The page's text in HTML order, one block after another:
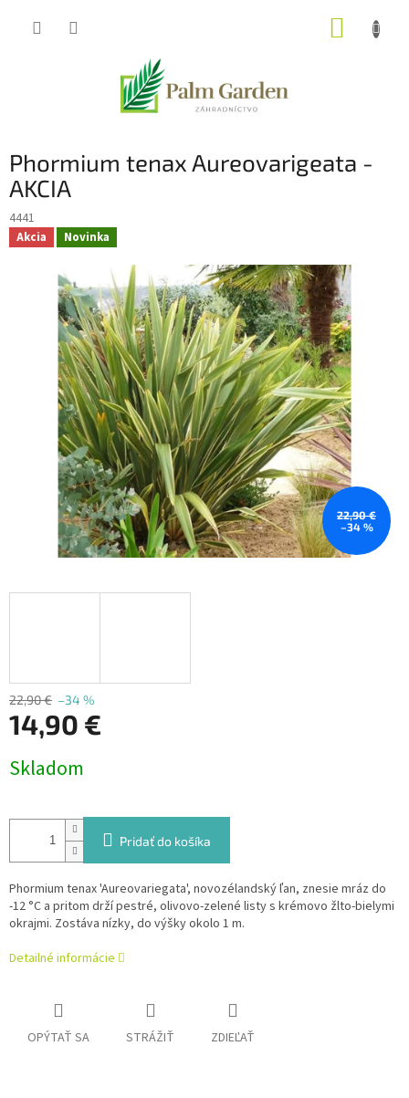
Phormium tenax Aureovarigeata -
AKCIA
4441
Akcia Novinka
22,90 €
–34 %
22,90 € –34 %
14,90 €
cena:
Skladom
Pridať do košíka
Phormium tenax 'Aureovariegata', novozélandský ľan, znesie mráz do
-12 °C a pritom drží pestré, olivovo-zelené listy s krémovo žlto-bielymi
okrajmi. Zostáva nízky, do výšky okolo 1 m.
Detailné informácie
OPÝTAŤ SA STRÁŽIŤ ZDIEĽAŤ